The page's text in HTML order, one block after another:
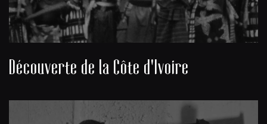
Découverte de la Côte d'Ivoire